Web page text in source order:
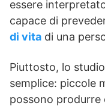
essere
capace di
di vita di una
Piuttosto, lo
semplice: piccole
possono